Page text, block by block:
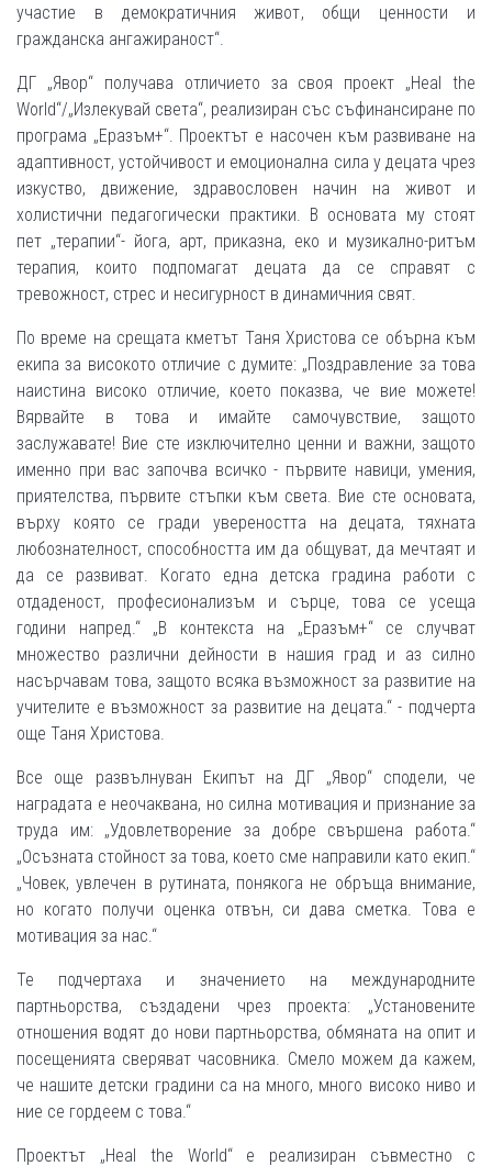
участие в демократичния живот, общи ценности и
гражданска ангажираност“.
ДГ „Явор“ получава отличието за своя проект „Heal the
World“/„Излекувай света“, реализиран със съфинансиране по
програма „Еразъм+“. Проектът е насочен към развиване на
адаптивност, устойчивост и емоционална сила у децата чрез
изкуство, движение, здравословен начин на живот и
холистични педагогически практики. В основата му стоят
пет „терапии“- йога, арт, приказна, еко и музикално-ритъм
терапия, които подпомагат децата да се справят с
тревожност, стрес и несигурност в динамичния свят.
По време на срещата кметът Таня Христова се обърна към
екипа за високото отличие с думите: „Поздравление за това
наистина високо отличие, което показва, че вие можете!
Вярвайте в това и имайте самочувствие, защото
заслужавате! Вие сте изключително ценни и важни, защото
именно при вас започва всичко - първите навици, умения,
приятелства, първите стъпки към света. Вие сте основата,
върху която се гради увереността на децата, тяхната
любознателност, способността им да общуват, да мечтаят и
да се развиват. Когато една детска градина работи с
отдаденост, професионализъм и сърце, това се усеща
години напред.“ „В контекста на „Еразъм+“ се случват
множество различни дейности в нашия град и аз силно
насърчавам това, защото всяка възможност за развитие на
учителите е възможност за развитие на децата.“ - подчерта
още Таня Христова.
Все още развълнуван Екипът на ДГ „Явор“ сподели, че
наградата е неочаквана, но силна мотивация и признание за
труда им: „Удовлетворение за добре свършена работа.“
„Осъзната стойност за това, което сме направили като екип.“
„Човек, увлечен в рутината, понякога не обръща внимание,
но когато получи оценка отвън, си дава сметка. Това е
мотивация за нас.“
Те подчертаха и значението на международните
партньорства, създадени чрез проекта: „Установените
отношения водят до нови партньорства, обмяната на опит и
посещенията сверяват часовника. Смело можем да кажем,
че нашите детски градини са на много, много високо ниво и
ние се гордеем с това.“
Проектът „Heal the World“ е реализиран съвместно с